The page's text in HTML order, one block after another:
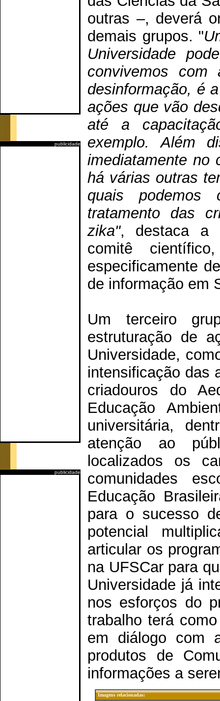
publicidade
publicidade
outras –, deverá
demais grupos. "
Universidade
convivemos
desinformação, é
ações que vão
até a
exemplo. Além
imediatamente no
há várias outras
quais podemos
tratamento das
zika", destaca a
comitê
especificamente
de informação em
Um terceiro
estruturação de
Universidade,
intensificação das
criadouros do
Educação
universitária,
atenção ao
localizados os
comunidades
Educação
para o sucesso
potencial
articular os
na UFSCar para
Universidade já
nos esforços do
trabalho terá
em diálogo com
produtos de
informações a
Imagens relacionadas: